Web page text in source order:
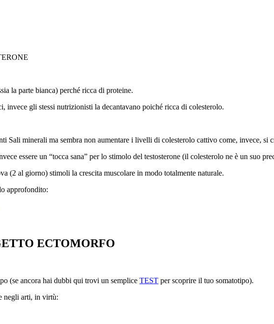
la parte bianca) perché ricca di proteine.
invece gli stessi nutrizionisti la decantavano poiché ricca di colesterolo.
Sali minerali ma sembra non aumentare i livelli di colesterolo cattivo come, invece, si
essere un “tocca sana” per lo stimolo del testosterone (il colesterolo ne è un suo
(2 al giorno) stimoli la crescita muscolare in modo totalmente naturale.
approfondito:
ECTOMORFO
(se ancora hai dubbi qui trovi un semplice TEST per scoprire il tuo somatotipo).
negli arti, in virtù: